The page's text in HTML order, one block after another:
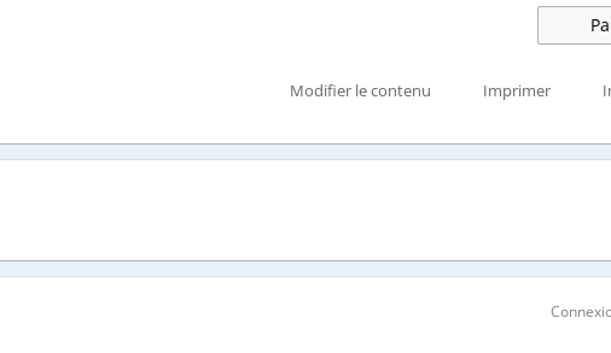
Modifier le contenu Imprimer